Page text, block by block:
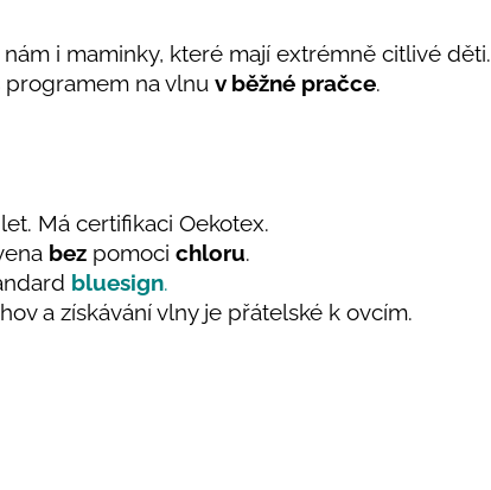
nám i maminky, které mají extrémně citlivé děti.
na vlnu v běžné pračce.
Má certifikaci Oekotex.
bez pomoci chloru.
bluesign.
a získávání vlny je přátelské k ovcím.